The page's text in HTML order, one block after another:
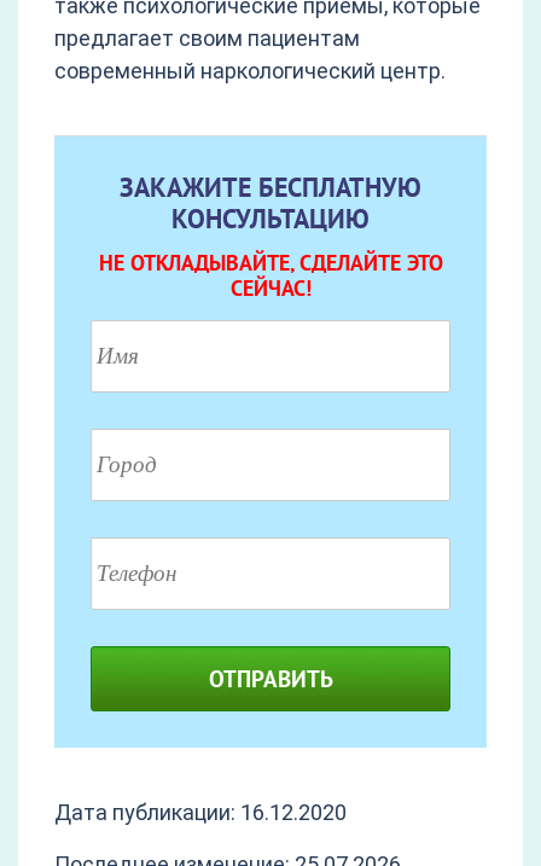
также психологические приемы, которые
предлагает своим пациентам
современный наркологический центр.
ЗАКАЖИТЕ БЕСПЛАТНУЮ
КОНСУЛЬТАЦИЮ
НЕ ОТКЛАДЫВАЙТЕ, СДЕЛАЙТЕ ЭТО
СЕЙЧАС!
ОТПРАВИТЬ
Дата публикации: 16.12.2020